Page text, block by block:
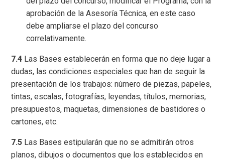
aprobación de la Asesoría Técnica, en este caso
debe ampliarse el plazo del concurso
correlativamente.
7.4 Las Bases establecerán en forma que no deje lugar a
dudas, las condiciones especiales que han de seguir la
presentación de los trabajos: número de piezas, papeles,
tintas, escalas, fotografías, leyendas, títulos, memorias,
presupuestos, maquetas, dimensiones de bastidores o
cartones, etc.
7.5 Las Bases estipularán que no se admitirán otros
planos, dibujos o documentos que los establecidos en